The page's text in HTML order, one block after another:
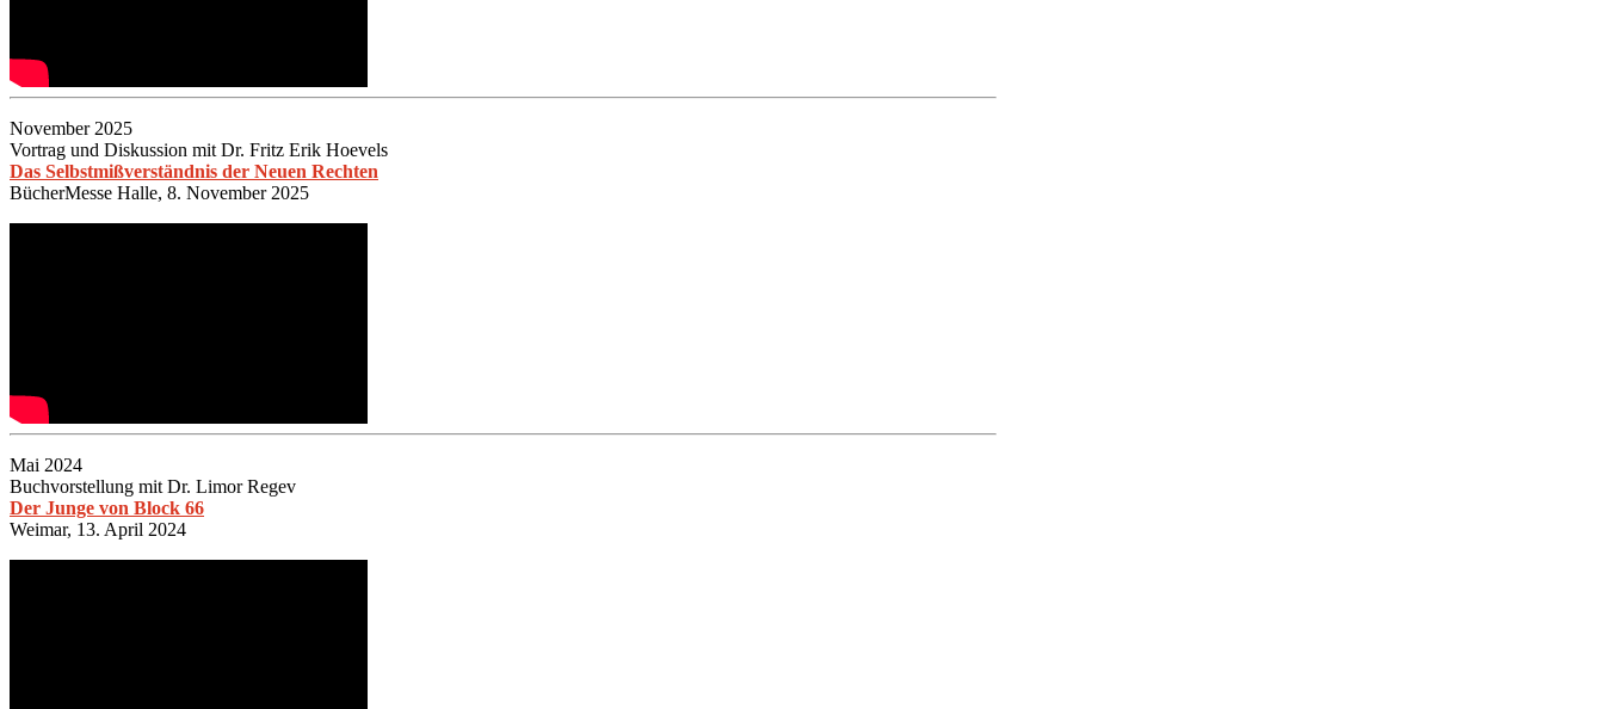
November 2025
Vortrag und Diskussion mit Dr. Fritz Erik Hoevels
Das Selbstmißverständnis der Neuen Rechten
BücherMesse Halle, 8. November 2025
Mai 2024
Buchvorstellung mit Dr. Limor Regev
Der Junge von Block 66
Weimar, 13. April 2024